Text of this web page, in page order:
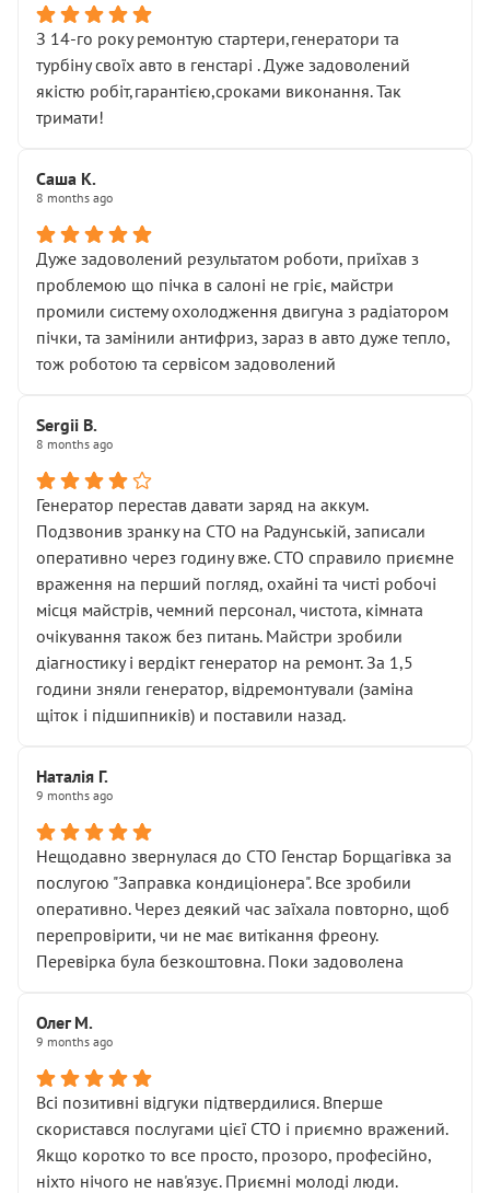
З 14-го року ремонтую стартери,генератори та
турбіну своїх авто в генстарі . Дуже задоволений
якістю робіт,гарантією,сроками виконання. Так
тримати!
Саша К.
8 months ago
Дуже задоволений результатом роботи, приїхав з
проблемою що пічка в салоні не гріє, майстри
промили систему охолодження двигуна з радіатором
пічки, та замінили антифриз, зараз в авто дуже тепло,
тож роботою та сервісом задоволений
Sergii B.
8 months ago
Генератор перестав давати заряд на аккум.
Подзвонив зранку на СТО на Радунській, записали
оперативно через годину вже. СТО справило приємне
враження на перший погляд, охайні та чисті робочі
місця майстрів, чемний персонал, чистота, кімната
очікування також без питань. Майстри зробили
діагностику і вердікт генератор на ремонт. За 1,5
години зняли генератор, відремонтували (заміна
щіток і підшипників) и поставили назад.
Наталія Г.
9 months ago
Нещодавно звернулася до СТО Генстар Борщагівка за
послугою "Заправка кондиціонера". Все зробили
оперативно. Через деякий час заїхала повторно, щоб
перепровірити, чи не має витікання фреону.
Перевірка була безкоштовна. Поки задоволена
Олег М.
9 months ago
Всі позитивні відгуки підтвердилися. Вперше
скористався послугами цієї СТО і приємно вражений.
Якщо коротко то все просто, прозоро, професійно,
ніхто нічого не нав'язує. Приємні молоді люди.